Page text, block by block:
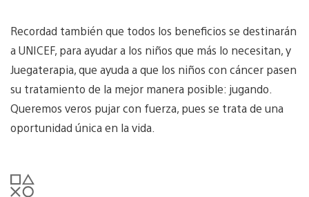
Recordad también que todos los beneficios se destinarán
a UNICEF, para ayudar a los niños que más lo necesitan, y
Juegaterapia, que ayuda a que los niños con cáncer pasen
su tratamiento de la mejor manera posible: jugando.
Queremos veros pujar con fuerza, pues se trata de una
oportunidad única en la vida.